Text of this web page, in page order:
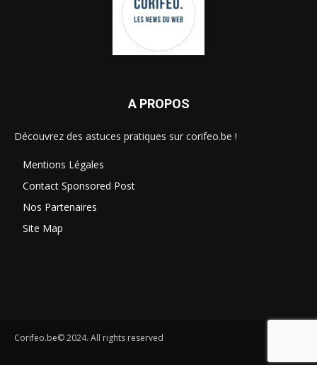
A PROPOS
Découvrez des astuces pratiques sur corifeo.be !
Mentions Légales
Contact Sponsored Post
Nos Partenaires
Site Map
Corifeo.be© 2024. All rights reserved